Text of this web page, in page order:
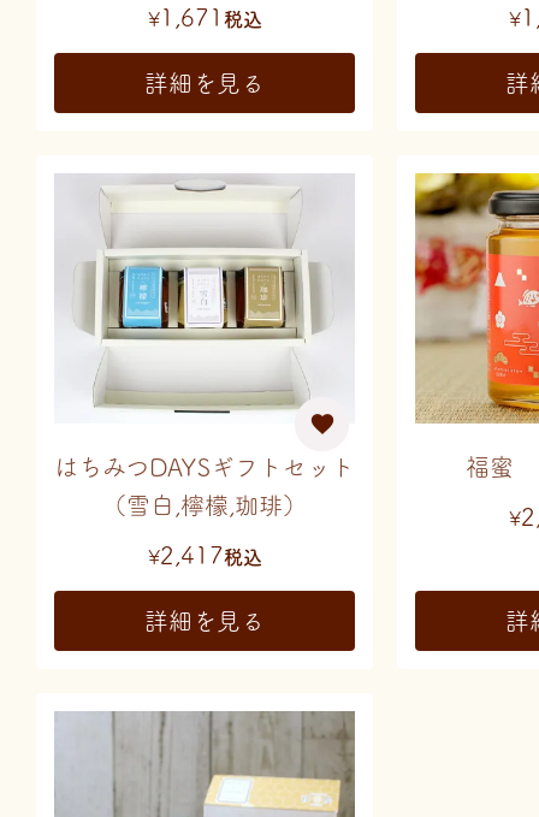
¥1,671 税込
詳細を見る
¥
詳
はちみつDAYSギフトセット
（雪白,檸檬,珈琲）
¥2,417税込
詳細を見る
福蜜
¥
詳